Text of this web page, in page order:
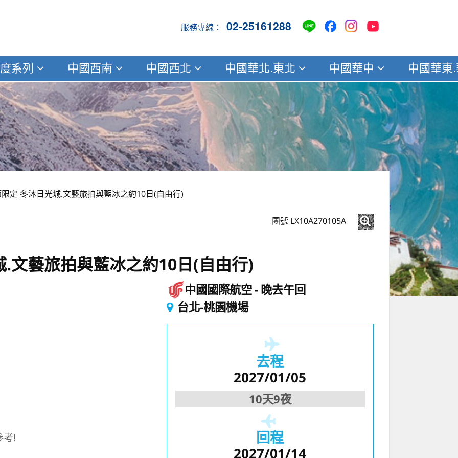
02-25161288
系列 中國西南 中國西北 中國華北.東北 中國華中 中國華東
定 冬沐日光城.文藝旅拍與藍冰之約10日(自由行)
團號 LX10A270105A
文藝旅拍與藍冰之約10日(自由行)
考!
中國國際航空 晚去午回
台北-桃園機場
去程
2027/01/05
10天9夜
回程
2027/01/14